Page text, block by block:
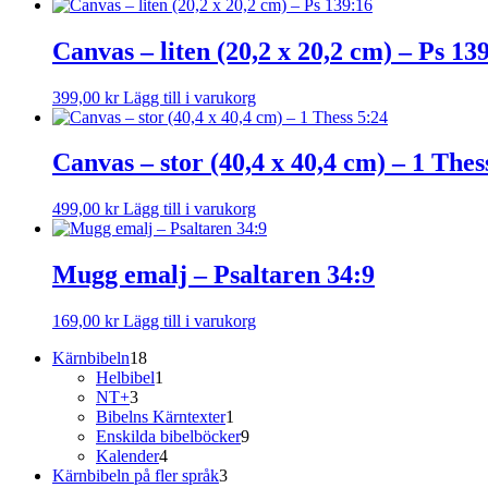
Canvas – liten (20,2 x 20,2 cm) – Ps
399,00 kr Lägg till i varukorg
Canvas – stor (40,4 x 40,4 cm) – 1
499,00 kr Lägg till i varukorg
Mugg emalj – Psaltaren 34:9
169,00 kr Lägg till i varukorg
Kärnbibeln1818
produkter
Helbibel1
NT+33
produkter
Bibelns Kärntexter1
produkt
Enskilda bibelböcker99
Kalender44
produkter
Kärnbibeln på fler språk33